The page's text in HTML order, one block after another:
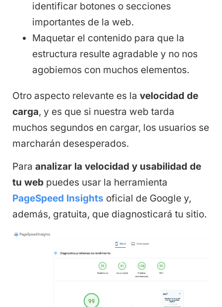
identificar botones o secciones
importantes de la web.
Maquetar el contenido para que la
estructura resulte agradable y no nos
agobiemos con muchos elementos.
Otro aspecto relevante es la velocidad de
carga, y es que si nuestra web tarda
muchos segundos en cargar, los usuarios se
marcharán desesperados.
Para analizar la velocidad y usabilidad de
tu web puedes usar la herramienta
PageSpeed Insights oficial de Google y,
además, gratuita, que diagnosticará tu sitio.